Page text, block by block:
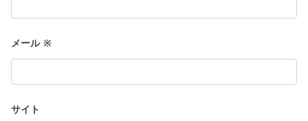
メール ※
サイト